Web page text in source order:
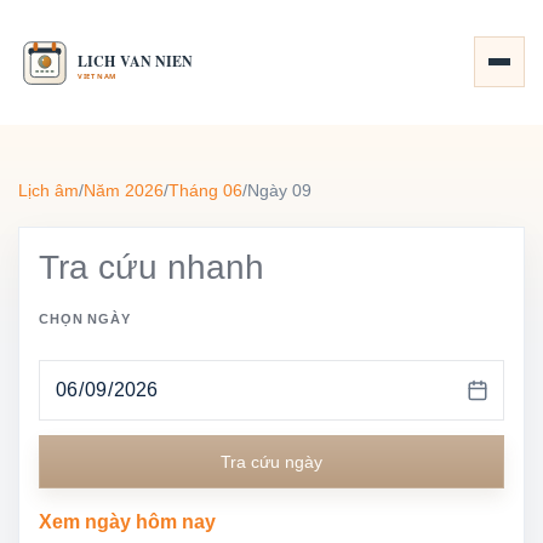
Lịch âm/Năm 2026/Tháng 06/Ngày 09
Tra cứu nhanh
CHỌN NGÀY
Tra cứu ngày
Xem ngày hôm nay